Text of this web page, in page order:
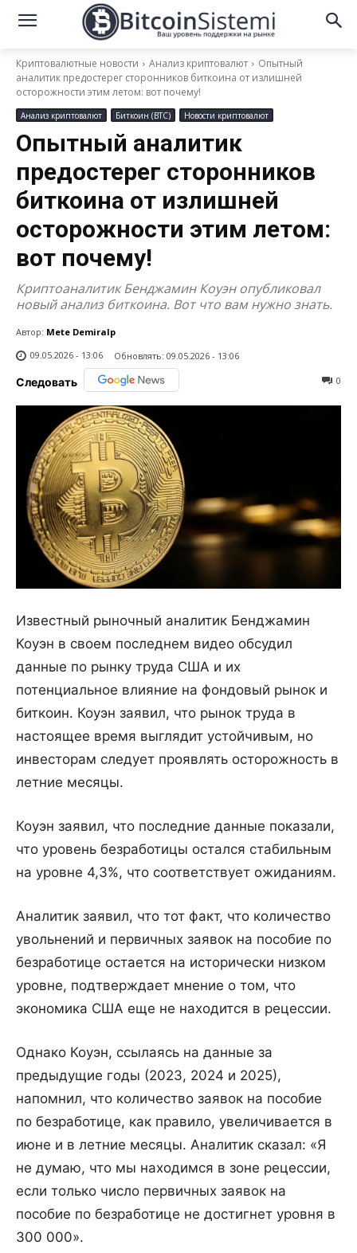
Криптовалютные новости Анализ криптовалют
Опытный
аналитик предостерег сторонников биткоина от излишней
осторожности этим летом: вот почему!
Анализ криптовалют Биткоин (BTC) Новости криптовалют
Опытный аналитик
предостерег сторонников
биткоина от излишней
осторожности этим летом:
вот почему!
Криптоаналитик Бенджамин Коуэн опубликовал
новый анализ биткоина. Вот что вам нужно знать.
Автор: Mete Demiralp
09.05.2026 - 13:06
Обновлять: 09.05.2026 - 13:06
Следовать 0
Известный рыночный аналитик Бенджамин
Коуэн в своем последнем видео обсудил
данные по рынку труда США и их
потенциальное влияние на фондовый рынок и
биткоин. Коуэн заявил, что рынок труда в
настоящее время выглядит устойчивым, но
инвесторам следует проявлять осторожность в
летние месяцы.
Коуэн заявил, что последние данные показали,
что уровень безработицы остался стабильным
на уровне 4,3%, что соответствует ожиданиям.
Аналитик заявил, что тот факт, что количество
увольнений и первичных заявок на пособие по
безработице остается на исторически низком
уровне, подтверждает мнение о том, что
экономика США еще не находится в рецессии.
Однако Коуэн, ссылаясь на данные за
предыдущие годы (2023, 2024 и 2025),
напомнил, что количество заявок на пособие
по безработице, как правило, увеличивается в
июне и в летние месяцы. Аналитик сказал: «Я
не думаю, что мы находимся в зоне рецессии,
если только число первичных заявок на
пособие по безработице не достигнет уровня в
300 000».